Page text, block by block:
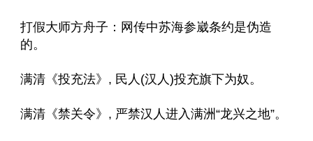
打假大师方舟子：网传中苏海参崴条约是伪造
的。
满清《投充法》, 民人(汉人)投充旗下为奴。
满清《禁关令》, 严禁汉人进入满洲“龙兴之地”。